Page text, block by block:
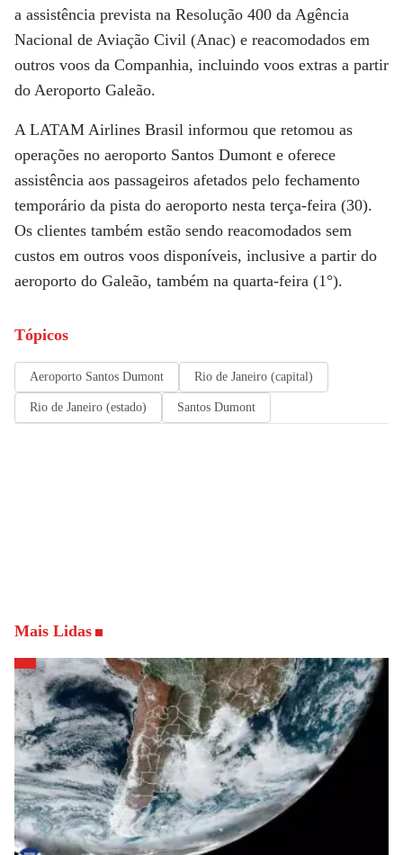
a assistência prevista na Resolução 400 da Agência
Nacional de Aviação Civil (Anac) e reacomodados em
outros voos da Companhia, incluindo voos extras a partir
do Aeroporto Galeão.
A LATAM Airlines Brasil informou que retomou as
operações no aeroporto Santos Dumont e oferece
assistência aos passageiros afetados pelo fechamento
temporário da pista do aeroporto nesta terça-feira (30).
Os clientes também estão sendo reacomodados sem
custos em outros voos disponíveis, inclusive a partir do
aeroporto do Galeão, também na quarta-feira (1°).
Tópicos
Aeroporto Santos Dumont Rio de Janeiro (capital)
Rio de Janeiro (estado) Santos Dumont
Mais Lidas